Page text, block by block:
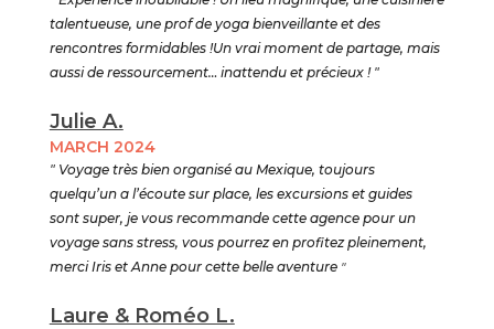
talentueuse, une prof de yoga bienveillante et des
rencontres formidables !Un vrai moment de partage, mais
aussi de ressourcement… inattendu et précieux ! "
Julie A.
MARCH 2024
" Voyage très bien organisé au Mexique, toujours
quelqu’un a l’écoute sur place, les excursions et guides
sont super, je vous recommande cette agence pour un
voyage sans stress, vous pourrez en profitez pleinement,
merci Iris et Anne pour cette belle aventure"
Laure & Roméo L.